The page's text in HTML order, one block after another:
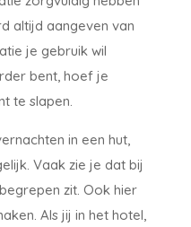
altijd aangeven van
je gebruik wil
bent, hoef je
te slapen.
in een hut,
Vaak zie je dat bij
zit. Ook hier
Als jij in het hotel,